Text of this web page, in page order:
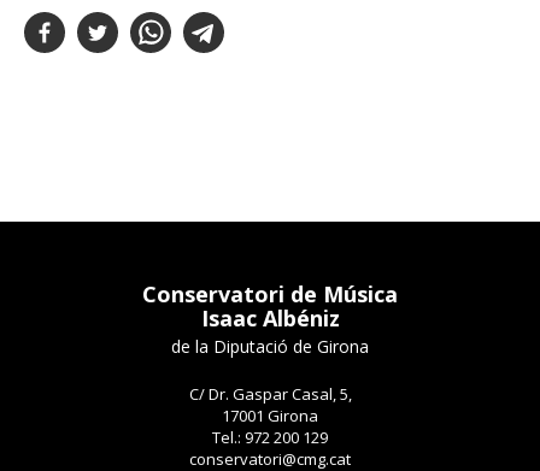
Conservatori de Música
Isaac Albéniz
de la Diputació de Girona
C/ Dr. Gaspar Casal, 5,
17001 Girona
Tel.: 972 200 129
conservatori@cmg.cat